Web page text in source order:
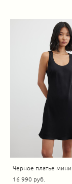
Черное платье мини
16 990 pуб.